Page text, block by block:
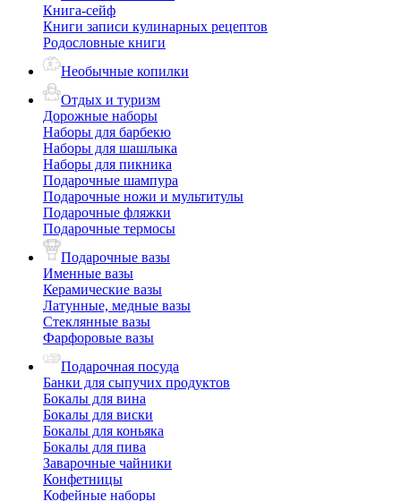
Книга-сейф
Книги записи кулинарных рецептов
Родословные книги
Необычные копилки
Отдых и туризм
Дорожные наборы
Наборы для барбекю
Наборы для шашлыка
Наборы для пикника
Подарочные шампура
Подарочные ножи и мультитулы
Подарочные фляжки
Подарочные термосы
Подарочные вазы
Именные вазы
Керамические вазы
Латунные, медные вазы
Стеклянные вазы
Фарфоровые вазы
Подарочная посуда
Банки для сыпучих продуктов
Бокалы для вина
Бокалы для виски
Бокалы для коньяка
Бокалы для пива
Заварочные чайники
Конфетницы
Кофейные наборы